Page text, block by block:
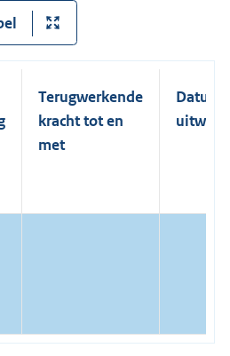
Terugwerkende
kracht tot en
met
Datum